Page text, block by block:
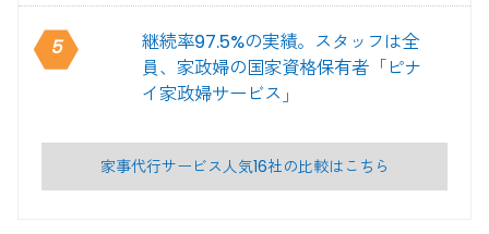
5
継続率97.5%の実績。スタッフは全
員、家政婦の国家資格保有者「ピナ
イ家政婦サービス」
家事代行サービス人気16社の比較はこちら